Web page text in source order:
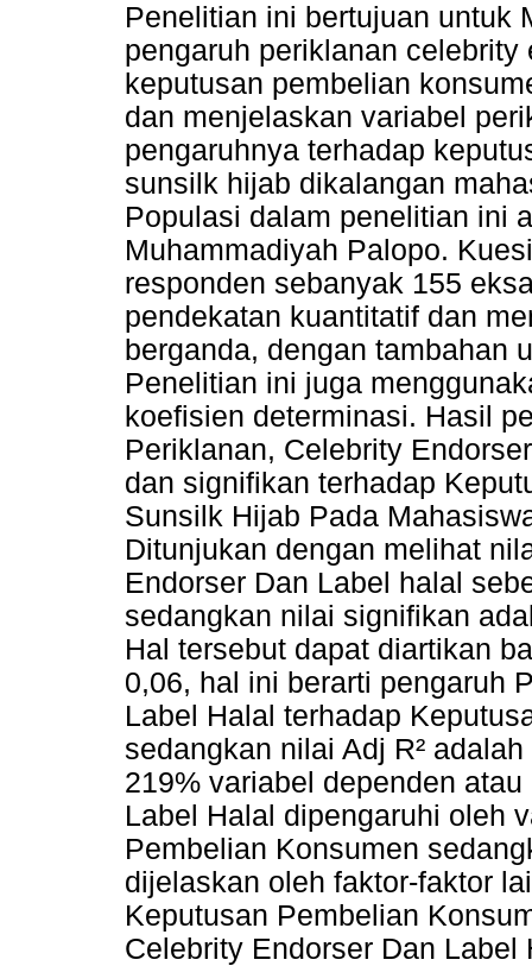
Penelitian ini bertujuan untuk
pengaruh periklanan
keputusan pembelian
dan menjelaskan variabel
pengaruhnya terhadap
sunsilk hijab dikalangan
Populasi dalam penelitian ini
Muhammadiyah Palopo.
responden sebanyak 155
pendekatan kuantitatif dan
berganda, dengan tambahan
Penelitian ini juga
koefisien determinasi. Hasil
Periklanan, Celebrity
dan signifikan terhadap
Sunsilk Hijab Pada
Ditunjukan dengan melihat
Endorser Dan Label halal
sedangkan nilai signifikan
Hal tersebut dapat diartikan
0,06, hal ini berarti pengaruh
Label Halal terhadap
sedangkan nilai Adj R²
219% variabel dependen
Label Halal dipengaruhi oleh
Pembelian Konsumen
dijelaskan oleh faktor-faktor
Keputusan Pembelian
Celebrity Endorser Dan